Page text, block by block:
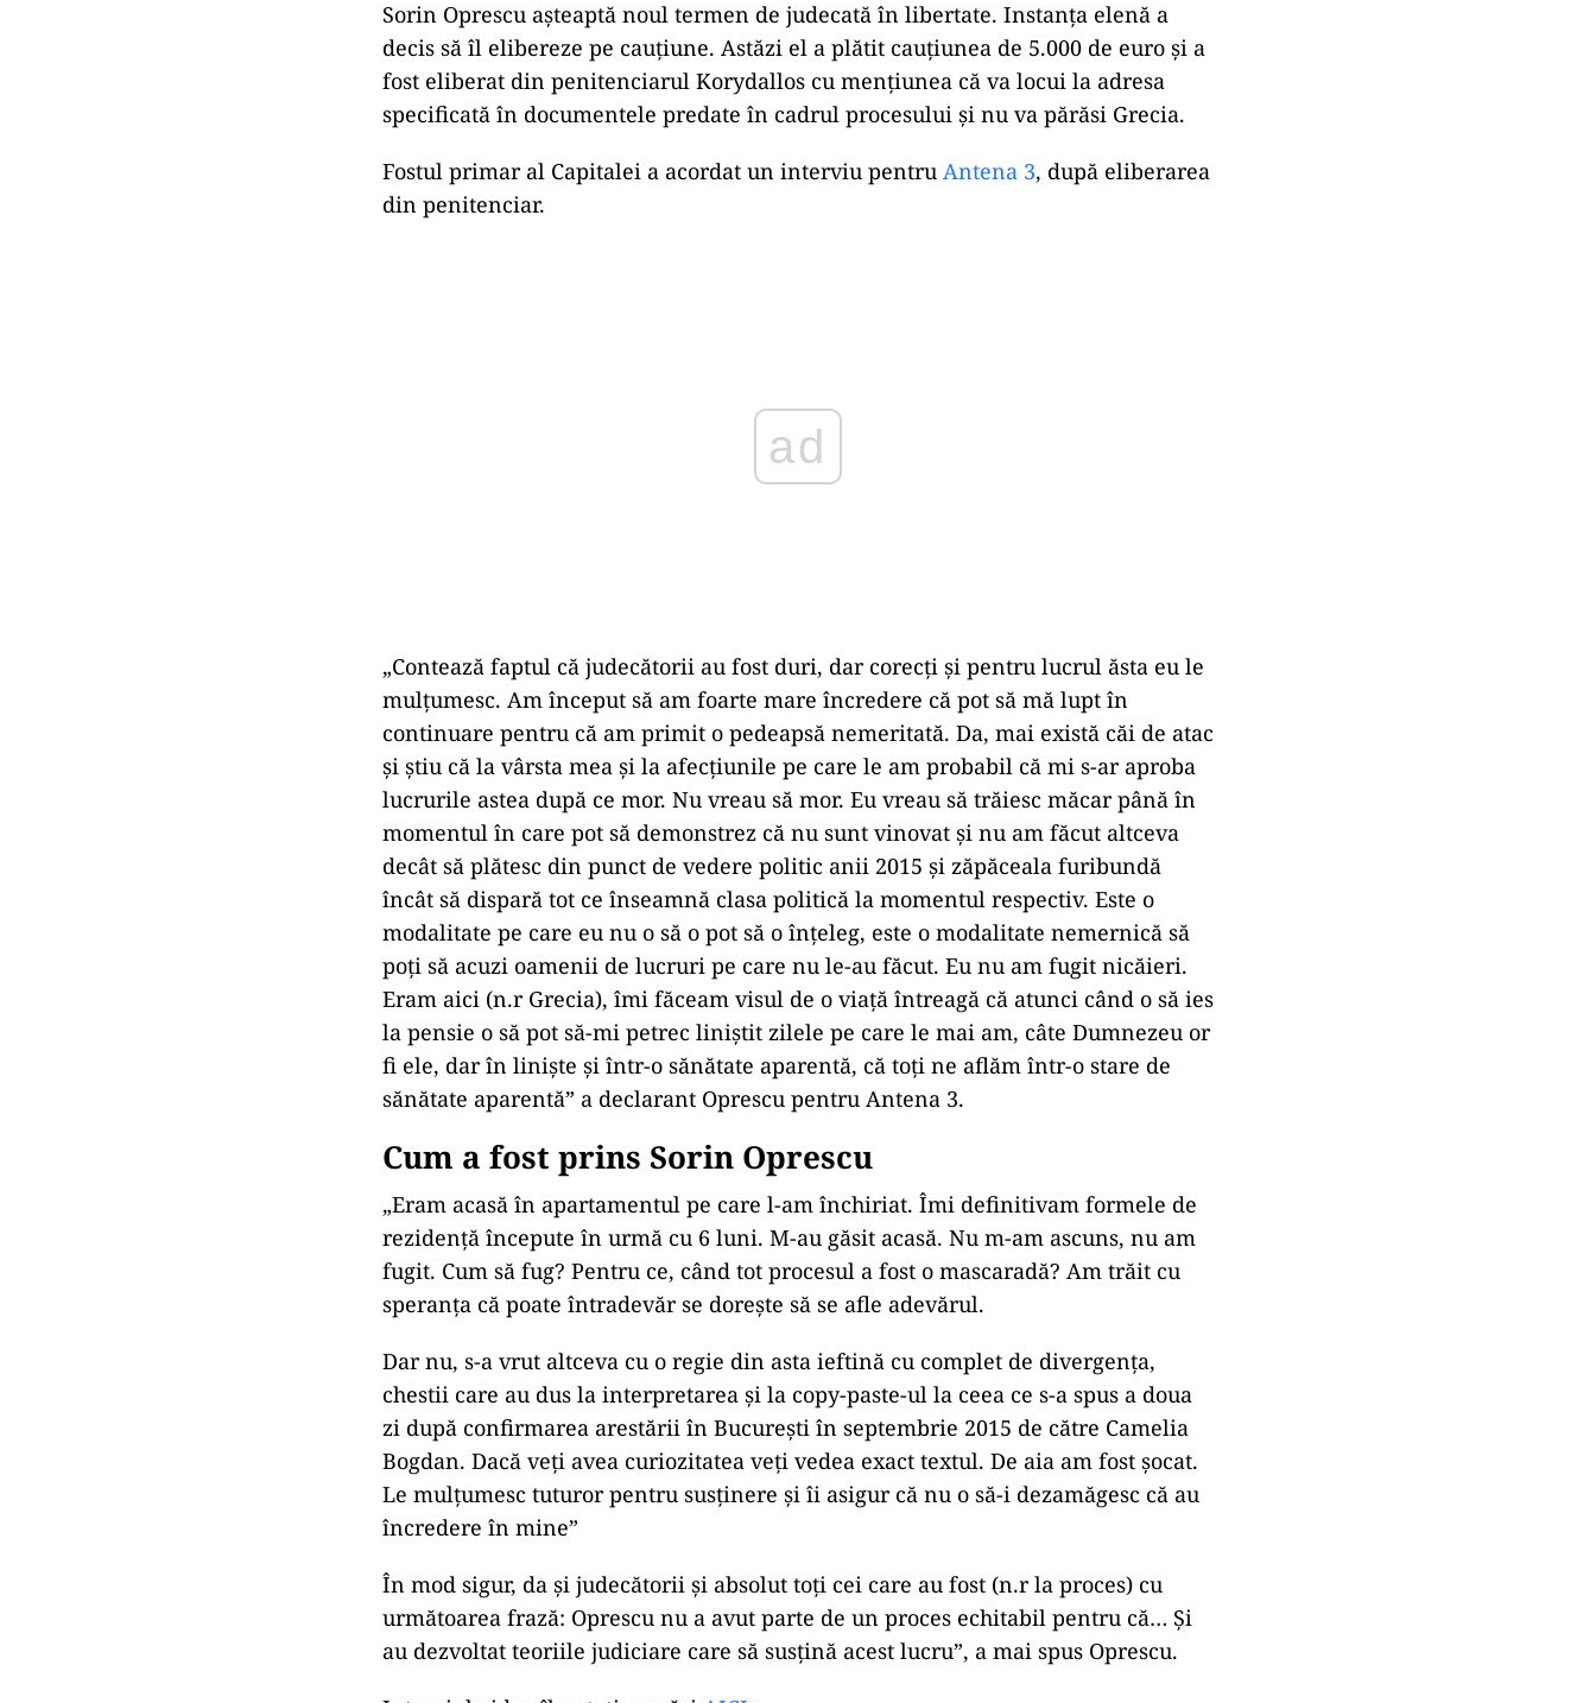
Sorin Oprescu aşteaptă noul termen de judecată în libertate. Instanța elenă a
decis să îl elibereze pe cauțiune. Astăzi el a plătit cauțiunea de 5.000 de euro şi a
fost eliberat din penitenciarul Korydallos cu mențiunea că va locui la adresa
specificată în documentele predate în cadrul procesului şi nu va părăsi Grecia.
Fostul primar al Capitalei a acordat un interviu pentru Antena 3, după eliberarea
din penitenciar.
„Contează faptul că judecătorii au fost duri, dar corecți şi pentru lucrul ăsta eu le
mulțumesc. Am început să am foarte mare încredere că pot să mă lupt în
continuare pentru că am primit o pedeapsă nemeritată. Da, mai există căi de atac
şi ştiu că la vârsta mea şi la afecțiunile pe care le am probabil că mi s-ar aproba
lucrurile astea după ce mor. Nu vreau să mor. Eu vreau să trăiesc măcar până în
momentul în care pot să demonstrez că nu sunt vinovat şi nu am făcut altceva
decât să plătesc din punct de vedere politic anii 2015 şi zăpăceala furibundă
încât să dispară tot ce înseamnă clasa politică la momentul respectiv. Este o
modalitate pe care eu nu o să o pot să o înțeleg, este o modalitate nemernică să
poţi să acuzi oamenii de lucruri pe care nu le-au făcut. Eu nu am fugit nicăieri.
Eram aici (n.r Grecia), îmi făceam visul de o viaţă întreagă că atunci când o să ies
la pensie o să pot să-mi petrec liniștit zilele pe care le mai am, câte Dumnezeu or
fi ele, dar în liniște şi într-o sănătate aparentă, că toţi ne aflăm într-o stare de
sănătate aparentă” a declarant Oprescu pentru Antena 3.
Cum a fost prins Sorin Oprescu
„Eram acasă în apartamentul pe care l-am închiriat. Îmi definitivam formele de
rezidență începute în urmă cu 6 luni. M-au găsit acasă. Nu m-am ascuns, nu am
fugit. Cum să fug? Pentru ce, când tot procesul a fost o mascaradă? Am trăit cu
speranța că poate întradevăr se dorește să se afle adevărul.
Dar nu, s-a vrut altceva cu o regie din asta ieftină cu complet de divergența,
chestii care au dus la interpretarea şi la copy-paste-ul la ceea ce s-a spus a doua
zi după confirmarea arestării în Bucureşti în septembrie 2015 de către Camelia
Bogdan. Dacă veți avea curiozitatea veți vedea exact textul. De aia am fost şocat.
Le mulțumesc tuturor pentru susținere şi îi asigur că nu o să-i dezamăgesc că au
încredere în mine”
În mod sigur, da şi judecătorii şi absolut toţi cei care au fost (n.r la proces) cu
următoarea frază: Oprescu nu a avut parte de un proces echitabil pentru că… Şi
au dezvoltat teoriile judiciare care să susţină acest lucru”, a mai spus Oprescu.